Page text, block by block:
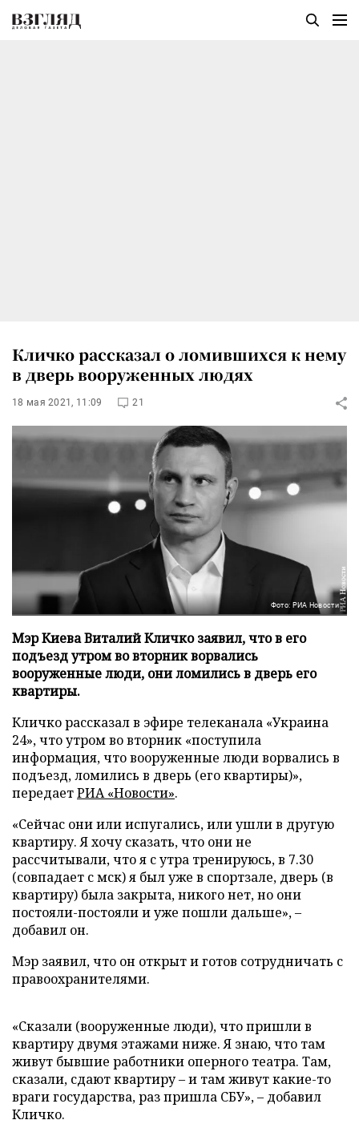
Кличко рассказал о ломившихся к нему
в дверь вооруженных людях
18 мая 2021, 11:09 21
Фото: РИА Новости
Мэр Киева Виталий Кличко заявил, что в его
подъезд утром во вторник ворвались
вооруженные люди, они ломились в дверь его
квартиры.
Кличко рассказал в эфире телеканала «Украина
24», что утром во вторник «поступила
информация, что вооруженные люди ворвались в
подъезд, ломились в дверь (его квартиры)»,
передаетРИА «Новости».
«Сейчас они или испугались, или ушли в другую
квартиру. Я хочу сказать, что они не
рассчитывали, что я с утра тренируюсь, в 7.30
(совпадает с мск) я был уже в спортзале, дверь (в
квартиру) была закрыта, никого нет, но они
постояли-постояли и уже пошли дальше», –
добавил он.
Мэр заявил, что он открыт и готов сотрудничать с
правоохранителями.
«Сказали (вооруженные люди), что пришли в
квартиру двумя этажами ниже. Я знаю, что там
живут бывшие работники оперного театра. Там,
сказали, сдают квартиру – и там живут какие-то
враги государства, раз пришла СБУ», – добавил
Кличко.